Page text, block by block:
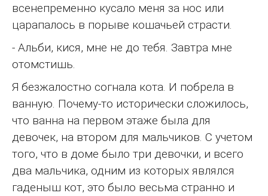
всенепременно кусало меня за нос или
царапалось в порыве кошачьей страсти.
- Альби, кися, мне не до тебя. Завтра мне
отомстишь.
Я безжалостно согнала кота. И побрела в
ванную. Почему-то исторически сложилось,
что ванна на первом этаже была для
девочек, на втором для мальчиков. С учетом
того, что в доме было три девочки, и всего
два мальчика, одним из которых являлся
гаденыш кот, это было весьма странно и